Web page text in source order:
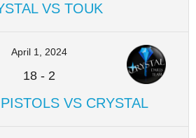
VS TOUK
April 1, 2024
18 - 2
VS CRYSTAL